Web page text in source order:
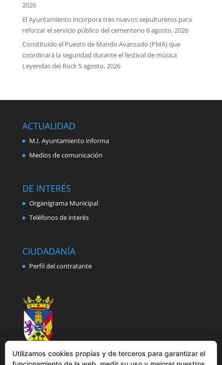
2026
El Ayuntamiento incorpora tres nuevos sepultureros para
reforzar el servicio público del cementerio 6 agosto, 2026
Constituido el Puesto de Mando Avanzado (PMA) que
coordinará la seguridad durante el festival de música
Leyendas del Rock 5 agosto, 2026
ACTUALIDAD
M.I. Ayuntamiento informa
Medios de comunicación
DE INTERÉS
Organigrama Municipal
Teléfonos de interés
CIUDADANÍA
Perfil del contratante
Utilizamos cookies propias y de terceros para garantizar el